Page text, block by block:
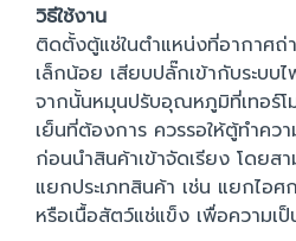
วิธีใช้งาน
ติดตั้งตู้แช่ในตำแหน่งที่อากาศถ่
เล็กน้อย เสียบปลั๊กเข้ากับระบ
จากนั้นหมุนปรับอุณหภูมิที่เทอร์โ
เย็นที่ต้องการ ควรรอให้ตู้ทำค
ก่อนนำสินค้าเข้าจัดเรียง โดยสา
แยกประเภทสินค้า เช่น แยกไอ
หรือเนื้อสัตว์แช่แข็ง เพื่อความเป็